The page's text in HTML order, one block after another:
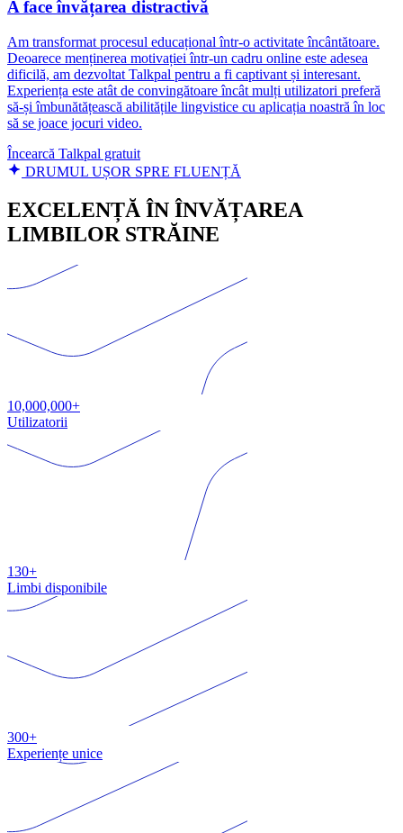
A face învățarea distractivă
Am transformat procesul educațional într-o activitate încântătoare.
Deoarece menținerea motivației într-un cadru online este adesea
dificilă, am dezvoltat Talkpal pentru a fi captivant și interesant.
Experiența este atât de convingătoare încât mulți utilizatori preferă
să-și îmbunătățească abilitățile lingvistice cu aplicația noastră în loc
să se joace jocuri video.
Încearcă Talkpal gratuit
DRUMUL UȘOR SPRE FLUENȚĂ
EXCELENȚĂ ÎN ÎNVĂȚAREA
LIMBILOR STRĂINE
10,000,000+
Utilizatorii
130+
Limbi disponibile
300+
Experiențe unice